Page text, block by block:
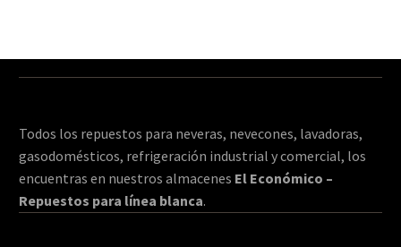
Todos los repuestos para neveras, nevecones, lavadoras,
gasodomésticos, refrigeración industrial y comercial, los
encuentras en nuestros almacenes El Económico –
Repuestos para línea blanca.